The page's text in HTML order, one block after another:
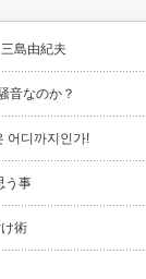
島由紀夫
音なのか？
어디까지인가!
う事
術